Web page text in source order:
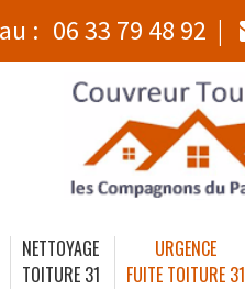
: 06 33 79 48 92
NETTOYAGE
TOITURE 31
URGENCE
FUITE TOITURE 31